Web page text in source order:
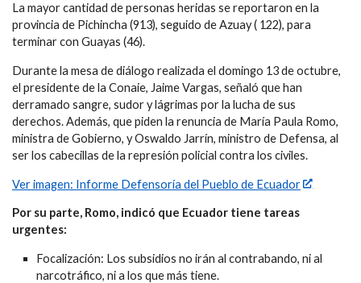
La mayor cantidad de personas heridas se reportaron en la
provincia de Pichincha (913), seguido de Azuay ( 122), para
terminar con Guayas (46).
Durante la mesa de diálogo realizada el domingo 13 de octubre,
el presidente de la Conaie, Jaime Vargas, señaló que han
derramado sangre, sudor y lágrimas por la lucha de sus
derechos. Además, que piden la renuncia de María Paula Romo,
ministra de Gobierno, y Oswaldo Jarrín, ministro de Defensa, al
ser los cabecillas de la represión policial contra los civiles.
Ver imagen: Informe Defensoría del Pueblo de Ecuador
Por su parte, Romo, indicó que Ecuador tiene tareas
urgentes:
Focalización: Los subsidios no irán al contrabando, ni al
narcotráfico, ni a los que más tiene.